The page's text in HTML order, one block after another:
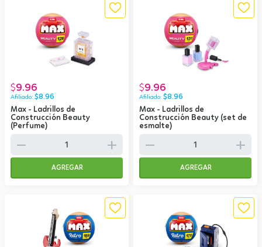
Max - Ladrillos de
Construcción Beauty
(Perfume)
$9.96
$8.96
remove add
AGREGAR
Max - Ladrillos de
Construcción Beauty (set de
esmalte)
$9.96
$8.96
remove add
AGREGAR